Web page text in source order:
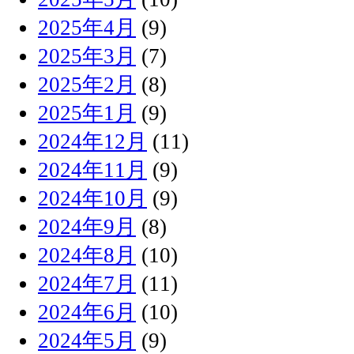
2025年4月 (9)
2025年3月 (7)
2025年2月 (8)
2025年1月 (9)
2024年12月 (11)
2024年11月 (9)
2024年10月 (9)
2024年9月 (8)
2024年8月 (10)
2024年7月 (11)
2024年6月 (10)
2024年5月 (9)